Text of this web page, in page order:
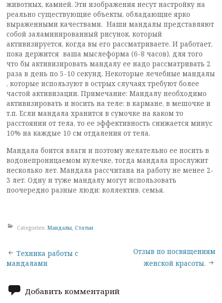
животных, камней. Эти изображения несут настройку на
реально существующие объекты, обладающие ярко
выраженными качествами. Наши мандалы представляют
собой заламинированный рисунок, который
активизируется, когда вы его рассматриваете. И работает,
пока держится ваша мыслеформа (6-8 часов), для того
что бы активизировать мандалу ее надо рассматривать 2
раза в день по 5-10 секунд. Некоторые лечебные мандалы
, которые используют в острых случаях требуют более
частой активизации. Примечание: Мандалу необходимо
активизировать и носить на теле: в кармане, в мешочке и
т.п. Если мандала хранится в сумочке на каком то
расстоянии от тела, то ее эффективность снижается минус
10% на каждые 10 см отдаления от тела.
Мандала боится влаги и поэтому желательно ее носить в
водонепроницаемом кулечке, тогда мандала прослужит
несколько лет. Мандала рассчитана на работу не менее 2-
3 лет. Одну и туже мандалу могут использовать
поочередно разные люди: коллектив, семья.
Categories: Мандалы, Статьи
Post
navigation
Техника работы с
мандалами
Отзыв по посвящениям
женской красоты.
Добавить комментарий